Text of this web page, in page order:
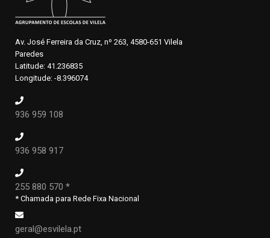
Av. José Ferreira da Cruz, nº 263, 4580-651 Vilela
Paredes
Latitude: 41.236835
Longitude: -8.396074
936 959 108
936 958 917
255 880 570 *
* Chamada para Rede Fixa Nacional
geral@esvilela.pt